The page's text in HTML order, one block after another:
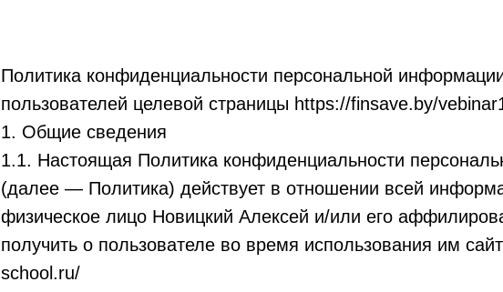
Политика конфиденциальности персональной
пользователей целевой страницы https://finsave.by/
1. Общие сведения
1.1. Настоящая Политика конфиденциальности
(далее — Политика) действует в отношении всей
физическое лицо Новицкий Алексей и/или его
получить о пользователе во время использования им
school.ru/